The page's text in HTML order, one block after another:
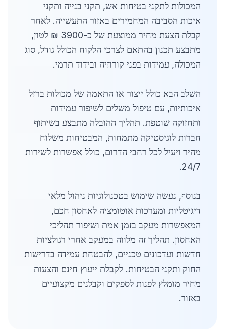
המכולות לתקני בטיחות אש, תקני בנייה ותקני
איכות הסביבה המחמירים באזור התעשייה. לאחר
קבלת הצעת מחיר ממוצעת של כ-3900 ₪ לטון,
מתבצע תכנון בהתאם לצרכי הלקוח הכולל גודל, סוג
המכולה, עמידות בפני קורוזיה ובידוד תרמי.
השלב הבא כולל ייצור או התאמה של מכולות ברזל
איכותיות, עם טיפול משלים לשיפור עמידות
ותחזוקה שוטפת. תהליך ההובלה מתבצע בשיתוף
חברות לוגיסטיקה מתמחות, המבטיחות משלוח
מהיר ויעיל לכל רחבי הדרום, כולל אפשרות לשירות
24/7.
בנוסף, נעשה שימוש בטכנולוגיות ניהול מלאי
דיגיטליות ומערכות אוטומציה לאחסון חכם,
המאפשרות מעקב בזמן אמת ושיפור תהליכי
האחסון. תהליך זה מלווה במעקב אחרי רגולציות
חדשות ועדכונים טכניים, להבטחת עמידה בדרישות
החוק ותקני הבטיחות. לקבלת ייעוץ חינם והצעות
מחיר מומלץ לפנות לספקים וקבלנים מקצועיים
באזור.